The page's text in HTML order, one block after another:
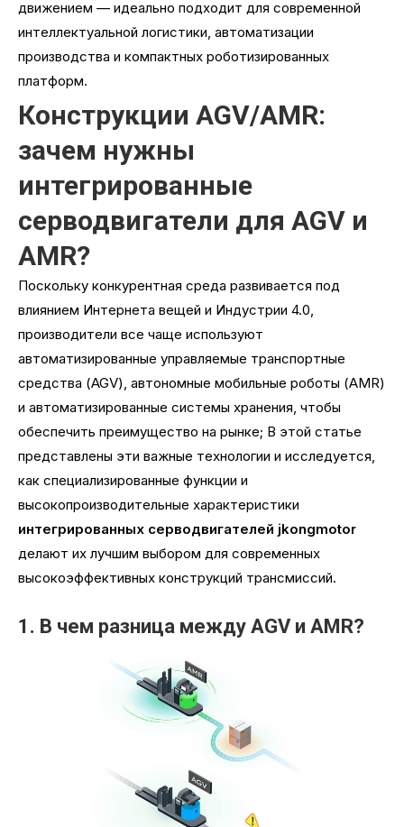
движением — идеально подходит для современной
интеллектуальной логистики, автоматизации
производства и компактных роботизированных
платформ.
Конструкции AGV/AMR:
зачем нужны
интегрированные
серводвигатели для AGV и
AMR?
Поскольку конкурентная среда развивается под
влиянием Интернета вещей и Индустрии 4.0,
производители все чаще используют
автоматизированные управляемые транспортные
средства (AGV), автономные мобильные роботы (AMR)
и автоматизированные системы хранения, чтобы
обеспечить преимущество на рынке; В этой статье
представлены эти важные технологии и исследуется,
как специализированные функции и
высокопроизводительные характеристики
интегрированных серводвигателей jkongmotor
делают их лучшим выбором для современных
высокоэффективных конструкций трансмиссий.
1. В чем разница между AGV и AMR?